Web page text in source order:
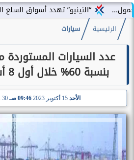
“النينيو” تهدد أسواق السلع العالمية
الرئيسية سيارات
عدد السيارات المستوردة
بنسبة 60% خلال أول 8 أشهر من العام
الأحد 09:46 صـ 30 ربيع أول 1445